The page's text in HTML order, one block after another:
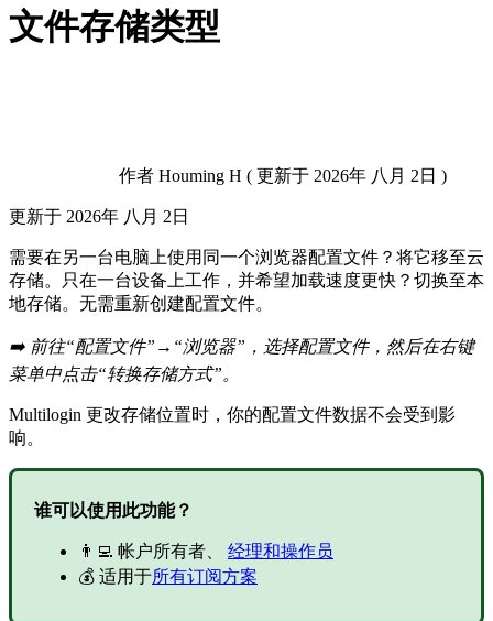
文件存储类型
作者 Houming H ( 更新于 2026年 八月 2日 )
更新于 2026年 八月 2日
需要在另一台电脑上使用同一个浏览器配置文件？将它移至云
存储。只在一台设备上工作，并希望加载速度更快？切换至本
地存储。无需重新创建配置文件。
➡️ 前往“配置文件”→“浏览器”，选择配置文件，然后在右键
菜单中点击“转换存储方式”。
Multilogin 更改存储位置时，你的配置文件数据不会受到影
响。
谁可以使用此功能？
👨‍💻 帐户所有者、 经理和操作员
💰 适用于所有订阅方案